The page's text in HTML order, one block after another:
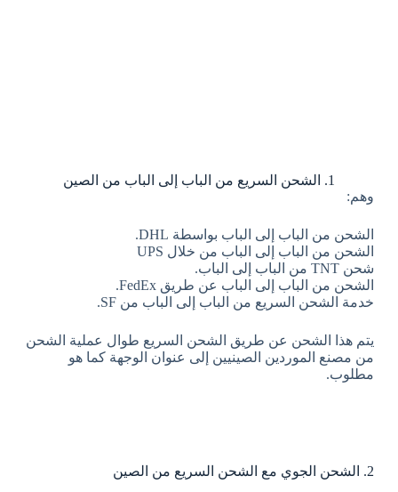
1. الشحن السريع من الباب إلى الباب من الصين
وهم:
الشحن من الباب إلى الباب بواسطة DHL.
الشحن من الباب إلى الباب من خلال UPS
شحن TNT من الباب إلى الباب.
الشحن من الباب إلى الباب عن طريق FedEx.
خدمة الشحن السريع من الباب إلى الباب من SF.
يتم هذا الشحن عن طريق الشحن السريع طوال عملية الشحن
من مصنع الموردين الصينيين إلى عنوان الوجهة كما هو
مطلوب.
2. الشحن الجوي مع الشحن السريع من الصين